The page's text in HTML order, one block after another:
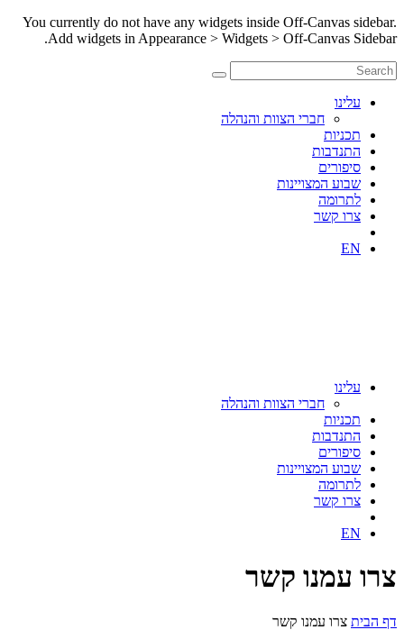
You currently do not have any widgets inside Off-Canvas sidebar.
Add widgets in Appearance > Widgets > Off-Canvas Sidebar.
עלינו
חברי הצוות והנהלה
תכניות
התנדבות
סיפורים
שבוע המצויינות
לתרומה
צרו קשר
EN
עלינו
חברי הצוות והנהלה
תכניות
התנדבות
סיפורים
שבוע המצויינות
לתרומה
צרו קשר
EN
צרו עמנו קשר
דף הבית צרו עמנו קשר